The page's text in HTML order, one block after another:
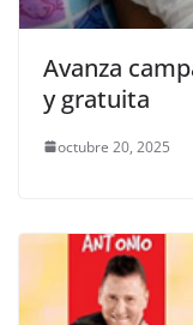
Avanza
y gratuita
octubre 20, 2025